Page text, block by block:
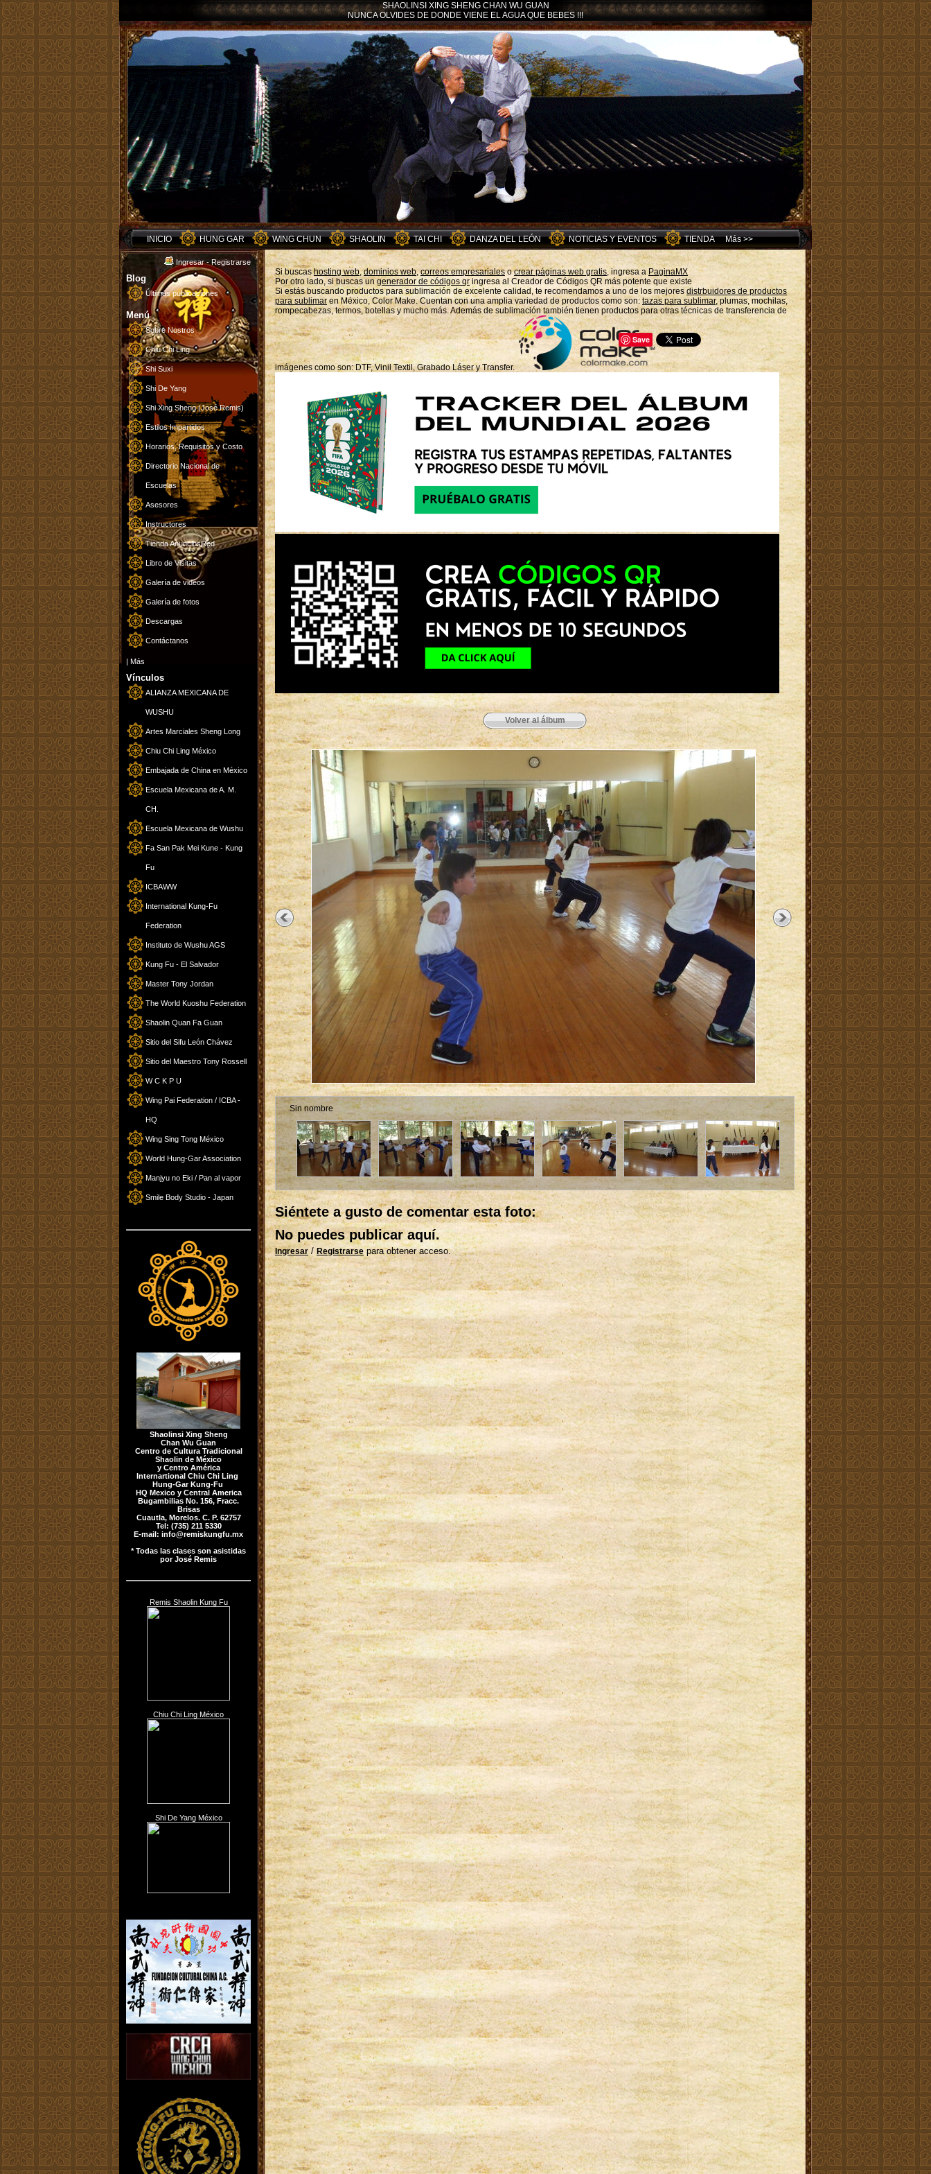
SHAOLINSI XING SHENG CHAN WU GUAN
NUNCA OLVIDES DE DONDE VIENE EL AGUA QUE BEBES !!!
INICIO HUNG GAR WING CHUN SHAOLIN TAI CHI DANZA DEL LEÓN NOTICIAS Y EVENTOS TIENDA Más >>
Ingresar-Registrarse
Blog
Últimas publicaciones
Menú
Sobre Nostros
Chiu Chi Ling
Shi Suxi
Shi De Yang
Shi Xing Sheng (José Remis)
Estilos Impartidos
Horarios, Requisitos y Costo
Directorio Nacional de
Escuelas
Asesores
Instructores
Tienda AnunciosRed
Libro de Visitas
Galería de videos
Galería de fotos
Descargas
Contáctanos
| Más
Vínculos
ALIANZA MEXICANA DE
WUSHU
Artes Marciales Sheng Long
Chiu Chi Ling México
Embajada de China en México
Escuela Mexicana de A. M.
CH.
Escuela Mexicana de Wushu
Fa San Pak Mei Kune - Kung
Fu
ICBAWW
International Kung-Fu
Federation
Instituto de Wushu AGS
Kung Fu - El Salvador
Master Tony Jordan
The World Kuoshu Federation
Shaolin Quan Fa Guan
Sitio del Sifu León Chávez
Sitio del Maestro Tony Rossell
W C K P U
Wing Pai Federation / ICBA -
HQ
Wing Sing Tong México
World Hung-Gar Association
Manjyu no Eki / Pan al vapor
Smile Body Studio - Japan
Shaolinsi Xing Sheng
Chan Wu Guan
Centro de Cultura Tradicional
Shaolin de México
y Centro América
Internartional Chiu Chi Ling
Hung-Gar Kung-Fu
HQ Mexico y Central America
Bugambilias No. 156, Fracc.
Brisas
Cuautla, Morelos. C. P. 62757
Tel: (735) 211 5330
E-mail: info@remiskungfu.mx
* Todas las clases son asistidas
por José Remis
Remis Shaolin Kung Fu
Chiu Chi Ling México
Shi De Yang México
Si buscashosting web, dominios web, correos empresarialesocrear páginas web gratis, ingresa a PaginaMX
Por otro lado, si buscas ungenerador de códigos qr ingresa al Creador de Códigos QR más potente que existe
Si estás buscando productos para sublimación de excelente calidad, te recomendamos a uno de los mejoresdistrbuidores de productos
para sublimaren México, Color Make. Cuentan con una amplia variedad de productos como son: tazas para sublimar, plumas, mochilas,
rompecabezas, termos, botellas y mucho más. Además de sublimación también tienen productos para otras técnicas de transferencia de
imágenes como son: DTF, Vinil Textil, Grabado Láser y Transfer.
Save
Volver al álbum
Sin nombre
Siéntete a gusto de comentar esta foto:
No puedes publicar aquí.
Ingresar / Registrarsepara obtener acceso.